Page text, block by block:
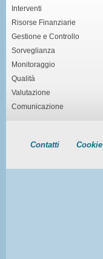
Interventi
Risorse Finanziarie
Gestione e Controllo
Sorveglianza
Monitoraggio
Qualità
Valutazione
Comunicazione
Contatti Cookie